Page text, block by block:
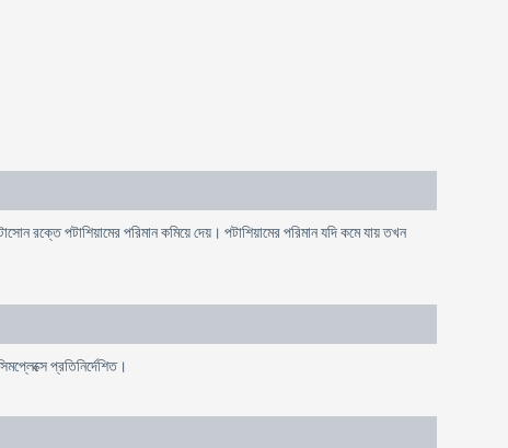
রক্তে পটাশিয়ামের পরিমান কমিয়ে দেয়। পটাশিয়ামের পরিমান যদি কমে যায় তখন
প্রতিনির্দেশিত।